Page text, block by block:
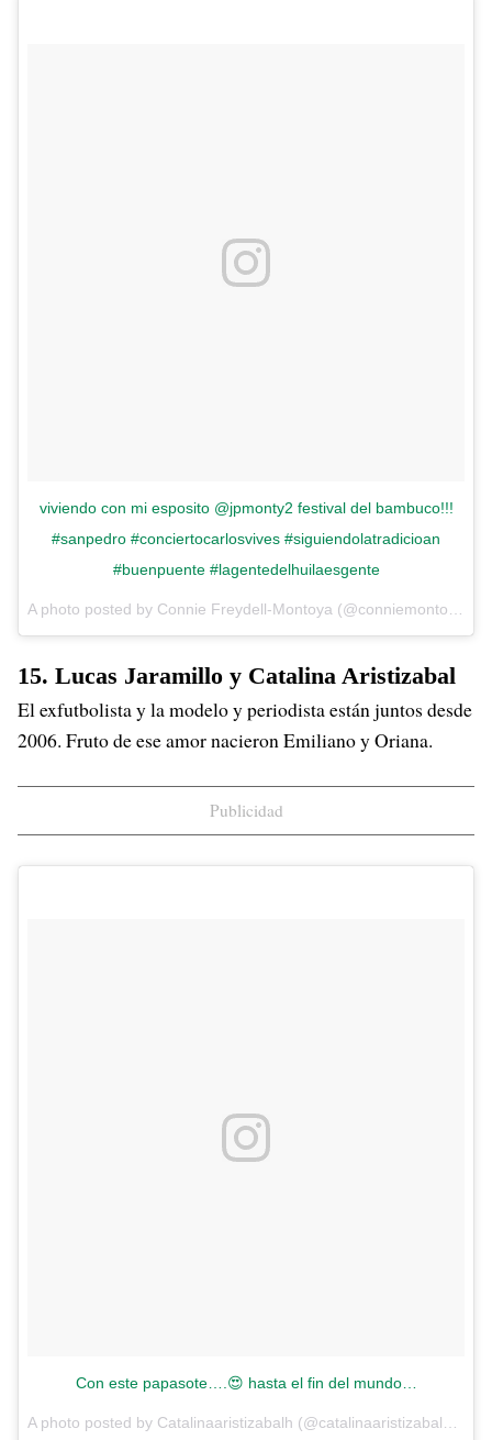
viviendo con mi esposito @jpmonty2 festival del bambuco!!!
#sanpedro #conciertocarlosvives #siguiendolatradicioan
#buenpuente #lagentedelhuilaesgente
15. Lucas Jaramillo y Catalina Aristizabal
El exfutbolista y la modelo y periodista están juntos desde
2006. Fruto de ese amor nacieron Emiliano y Oriana.
Publicidad
Con este papasote….😍 hasta el fin del mundo…